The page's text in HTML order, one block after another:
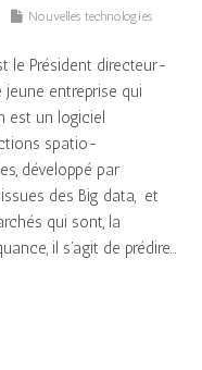
Nouvelles technologies
le Président directeur-
jeune entreprise qui
est un logiciel
spatio-
développé par
des Big data, et
qui sont, la
il s’agit de prédire…